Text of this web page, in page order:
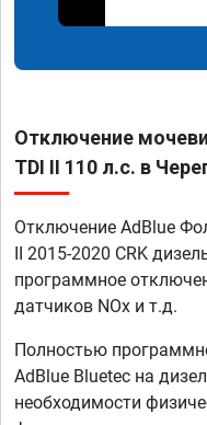
Отключение
TDI II 110 л.с. в
Отключение AdBlue
II 2015-2020 CRK
программное
датчиков NOx и т.д.
Полностью
AdBlue Bluetec на
необходимости